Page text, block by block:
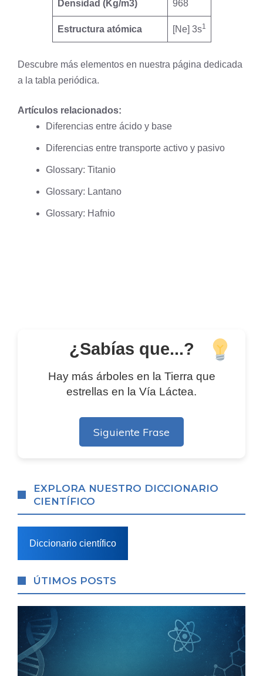
Densidad (Kg/m3) 968
Estructura atómica [Ne] 3s1
Descubre más elementos en nuestra página dedicada
a la tabla periódica.
Artículos relacionados:
Diferencias entre ácido y base
Diferencias entre transporte activo y pasivo
Glossary: Titanio
Glossary: Lantano
Glossary: Hafnio
¿Sabías que...?
Hay más árboles en la Tierra que
estrellas en la Vía Láctea.
Siguiente Frase
EXPLORA NUESTRO DICCIONARIO
CIENTÍFICO
Diccionario científico
ÚTIMOS POSTS